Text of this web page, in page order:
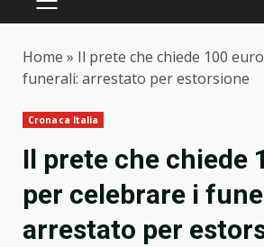
PRIMARY
Home » Il prete che chiede 100
funerali: arrestato per estorsione
Cronaca Italia
Il prete che chiede
per celebrare i
arrestato per